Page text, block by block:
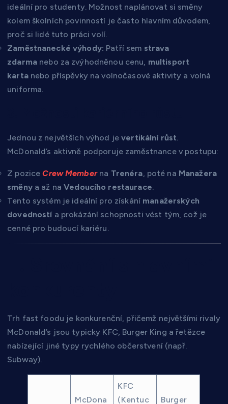
ideální pro studenty. Možnost naplánovat si směny
kolem školních povinností je často hlavním důvodem,
proč si lidé tuto práci volí.
Zaměstnanecké výhody: Patří sem strava
zdarmanebo za zvýhodněnou cenu, multisport
kartanebo příspěvky na volnočasové aktivity a volná
uniforma.
Jednou z největších výhod jevertikální růst.
McDonald’s aktivně podporuje zaměstnance v postupu:
Z poziceCrew Memberna Trenéra, poté na Manažera
směnya až naVedoucího restaurace.
Tento systém je ideální pro získání manažerských
dovednostía prokázání schopnosti vést tým, což je
cenné pro budoucí kariéru.
Trh fast foodu je konkurenční, přičemž největšími rivaly
McDonald’s jsou typicky KFC, Burger King a řetězce
nabízející jiné typy rychlého občerstvení (např.
Subway).
McDona
KFC
(Kentuc
Burger